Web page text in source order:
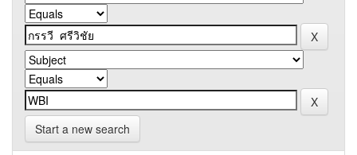
Start a new search